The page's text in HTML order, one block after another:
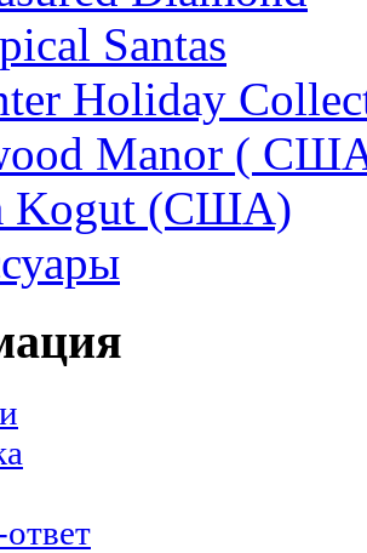
Santas
Holiday
Manor (
Kogut (США)